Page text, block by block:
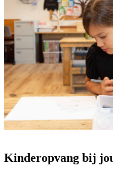
Kinderopvang bij